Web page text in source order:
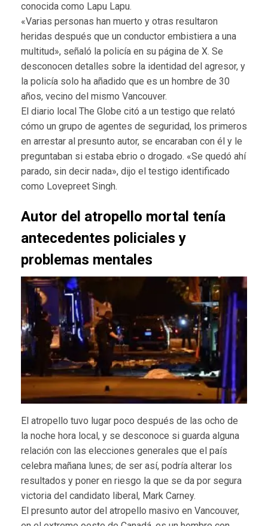
conocida como Lapu Lapu.
«Varias personas han muerto y otras resultaron
heridas después que un conductor embistiera a una
multitud», señaló la policía en su página de X. Se
desconocen detalles sobre la identidad del agresor, y
la policía solo ha añadido que es un hombre de 30
años, vecino del mismo Vancouver.
El diario local The Globe citó a un testigo que relató
cómo un grupo de agentes de seguridad, los primeros
en arrestar al presunto autor, se encaraban con él y le
preguntaban si estaba ebrio o drogado. «Se quedó ahí
parado, sin decir nada», dijo el testigo identificado
como Lovepreet Singh.
Autor del atropello mortal tenía
antecedentes policiales y
problemas mentales
El atropello tuvo lugar poco después de las ocho de
la noche hora local, y se desconoce si guarda alguna
relación con las elecciones generales que el país
celebra mañana lunes; de ser así, podría alterar los
resultados y poner en riesgo la que se da por segura
victoria del candidato liberal, Mark Carney.
El presunto autor del atropello masivo en Vancouver,